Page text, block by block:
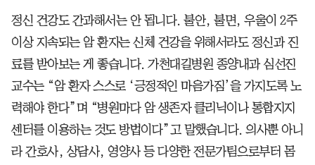
정신 건강도 간과해서는 안 됩니다. 불안, 불면, 우울이 2주
이상 지속되는 암 환자는 신체 건강을 위해서라도 정신과 진
료를 받아보는 게 좋습니다. 가천대길병원 종양내과 심선진
교수는 “암 환자 스스로 ‘긍정적인 마음가짐’을 가지도록 노
력해야 한다”며 “병원마다 암 생존자 클리닉이나 통합지지
센터를 이용하는 것도 방법이다”고 말했습니다. 의사뿐 아니
라 간호사, 상담사, 영양사 등 다양한 전문가팀으로부터 몸